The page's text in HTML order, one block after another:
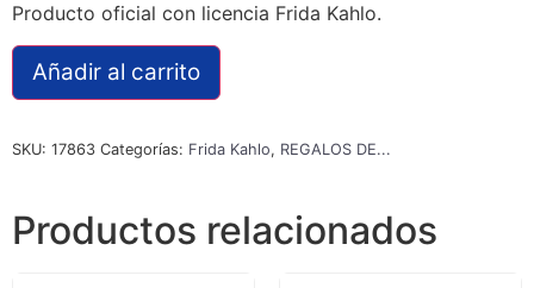
Producto oficial con licencia Frida Kahlo.
Añadir al carrito
SKU: 17863 Categorías: Frida Kahlo, REGALOS DE...
Productos relacionados